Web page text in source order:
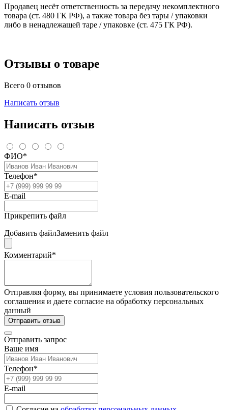
Продавец несёт ответственность за передачу некомплектного
товара (ст. 480 ГК РФ), а также товара без тары / упаковки
либо в ненадлежащей таре / упаковке (ст. 475 ГК РФ).
Отзывы о товаре
Всего 0 отзывов
Написать отзыв
Написать отзыв
ФИО*
Телефон*
E-mail
Прикрепить файл
Добавить файлЗаменить файл
Комментарий*
Отправляя форму, вы принимаете условия пользовательского
соглашения и даете согласие на обработку персональных
данный
Отправить отзыв
Отправить запрос
Ваше имя
Телефон*
E-mail